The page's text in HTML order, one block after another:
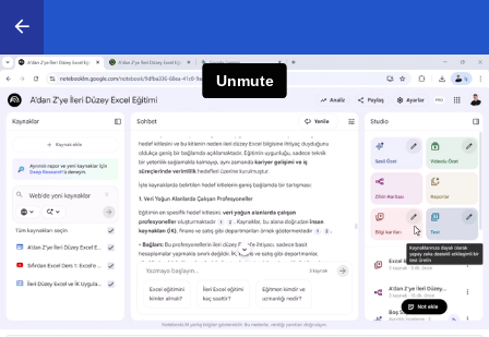
NotebookLM Raporlar Ekranı Kullanımı
NotebookLM ile Video Oluşturma Nasıl Yapılır?
13:51
NotebookLM ile Sesli Özet Dosyalar Oluşturma
02:12
NotebookLM ile Zihin Haritaları Oluşturma